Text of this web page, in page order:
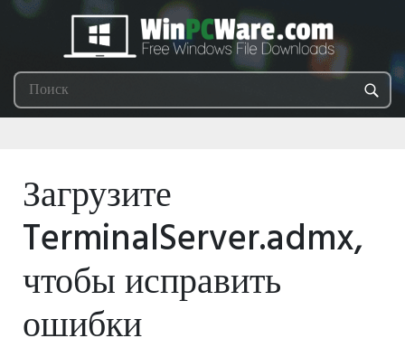
Загрузите
TerminalServer.admx,
чтобы исправить
ошибки